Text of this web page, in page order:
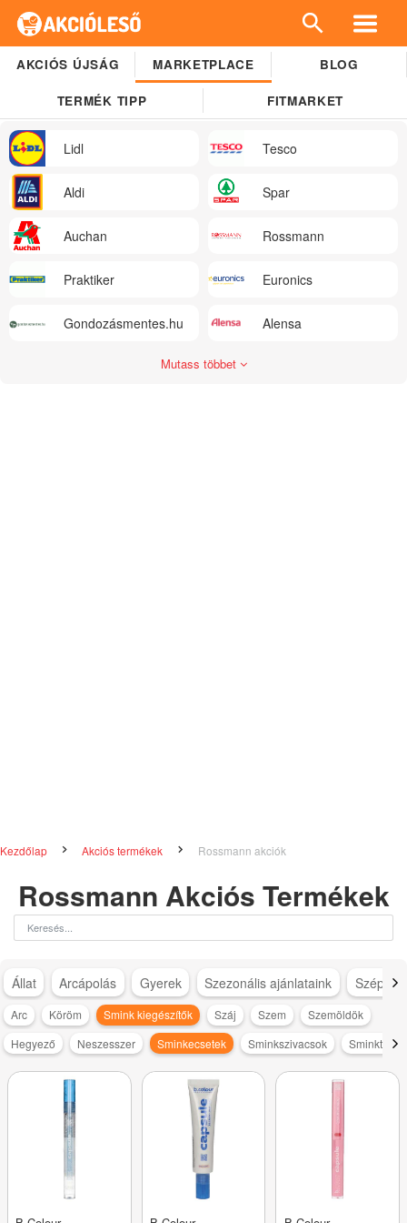
AKCIÓS ÚJSÁG MARKETPLACE BLOG
TERMÉK TIPP FITMARKET
Lidl Tesco
Aldi Spar
Auchan Rossmann
Praktiker Euronics
Gondozásmentes.hu Alensa
Mutass többet
Kezdőlap Akciós termékek Rossmann akciók
Rossmann Akciós Termékek
Állat Arcápolás Gyerek Szezonális ajánlataink
Arc Köröm Smink kiegészítők Száj Szem
Szemöldök
Hegyező
Neszesszer Sminkecsetek Sminkszivacsok Sminktükör